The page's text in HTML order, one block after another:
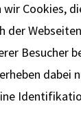
112
Cookies,
der
Besucher
dabei